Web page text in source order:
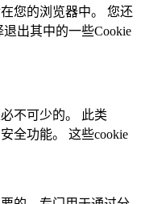
您的浏览器中。 您还
出其中的一些Cookie
不可少的。 此类
全功能。 这些cookie